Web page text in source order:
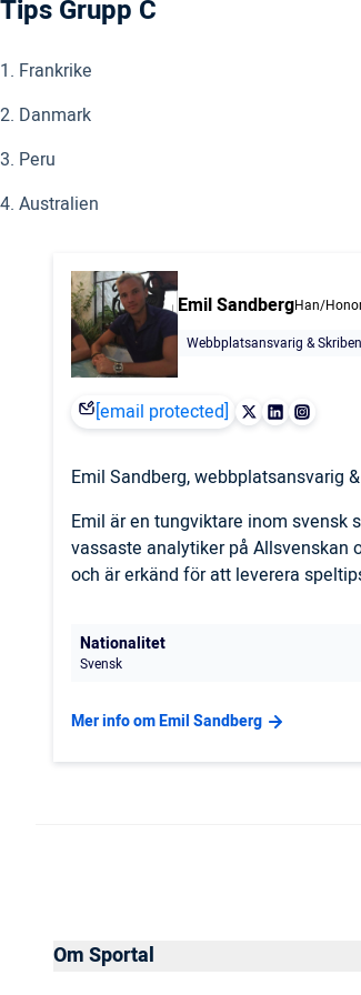
Tips Grupp C
1. Frankrike
2. Danmark
3. Peru
4. Australien
Emil SandbergHan/
Webbplatsansvarig &
[email protected]
Emil Sandberg, webbplatsansvarig
Emil är en tungviktare inom
vassaste analytiker på Allsvenskan
och är erkänd för att leverera
Nationalitet
Svensk
Mer info om Emil Sandberg
Om Sportal